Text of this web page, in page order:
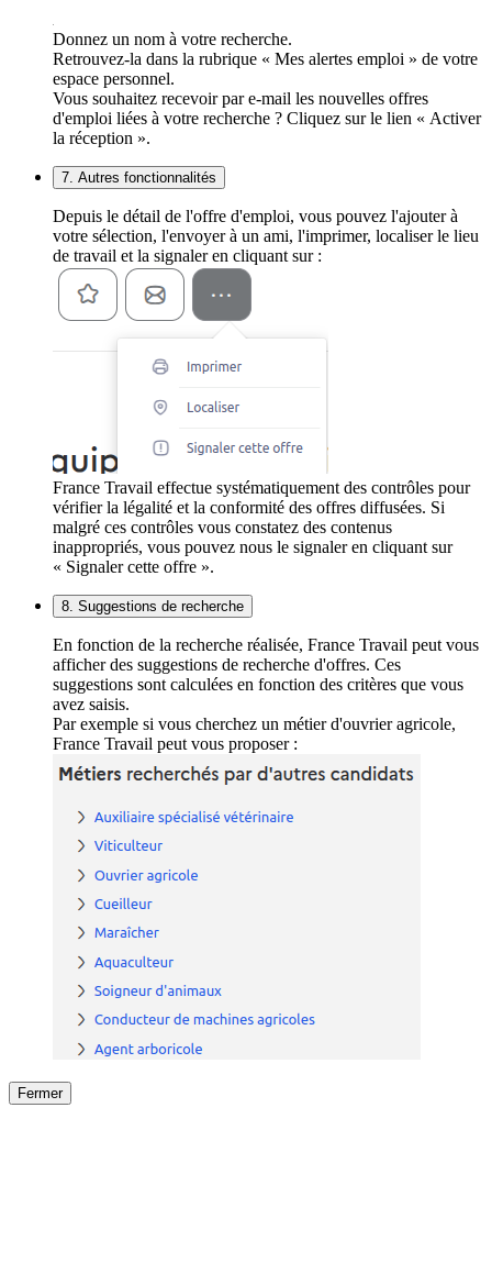
Donnez un nom à votre recherche.
Retrouvez-la dans la rubrique « Mes alertes emploi » de votre
espace personnel.
Vous souhaitez recevoir par e-mail les nouvelles offres
d'emploi liées à votre recherche ? Cliquez sur le lien « Activer
la réception ».
7. Autres fonctionnalités
Depuis le détail de l'offre d'emploi, vous pouvez l'ajouter à
votre sélection, l'envoyer à un ami, l'imprimer, localiser le lieu
de travail et la signaler en cliquant sur :
France Travail effectue systématiquement des contrôles pour
vérifier la légalité et la conformité des offres diffusées. Si
malgré ces contrôles vous constatez des contenus
inappropriés, vous pouvez nous le signaler en cliquant sur
« Signaler cette offre ».
8. Suggestions de recherche
En fonction de la recherche réalisée, France Travail peut vous
afficher des suggestions de recherche d'offres. Ces
suggestions sont calculées en fonction des critères que vous
avez saisis.
Par exemple si vous cherchez un métier d'ouvrier agricole,
France Travail peut vous proposer :
Fermer